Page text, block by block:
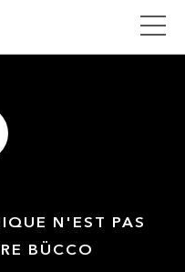
N'EST PAS
BÜCCO